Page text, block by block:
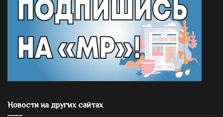
Новости на других сайтах